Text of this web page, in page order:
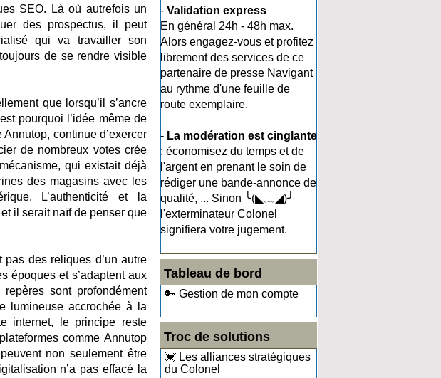
- Validation express
En général 24h - 48h max.
Alors engagez-vous et profitez
librement des services de ce
partenaire de presse Navigant
au rythme d'une feuille de
route exemplaire.
- La modération est cinglante
: économisez du temps et de
l'argent en prenant le soin de
rédiger une bande-annonce de
qualité, ... Sinon ╰(◣﹏◢)╯
l'exterminateur Colonel
signifiera votre jugement.
Tableau de bord
🔑 Gestion de mon compte
Troc de solutions
💓 Les alliances stratégiques
du Colonel
SEO. Là où autrefois un
des prospectus, il peut
qui va travailler son
de se rendre visible
que lorsqu’il s’ancre
pourquoi l’idée même de
continue d’exercer
de nombreux votes crée
qui existait déjà
des magasins avec les
L’authenticité et la
il serait naïf de penser que
des reliques d’un autre
époques et s’adaptent aux
sont profondément
lumineuse accrochée à la
internet, le principe reste
comme Annutop
non seulement être
n’a pas effacé la